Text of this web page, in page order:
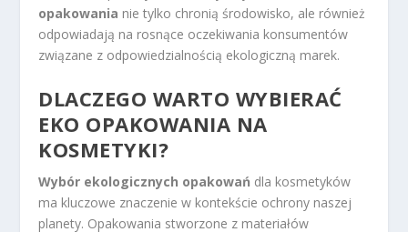
opakowania nie tylko chronią środowisko, ale również
odpowiadają na rosnące oczekiwania konsumentów
związane z odpowiedzialnością ekologiczną marek.
DLACZEGO WARTO WYBIERAĆ
EKO OPAKOWANIA NA
KOSMETYKI?
Wybór ekologicznych opakowań dla kosmetyków
ma kluczowe znaczenie w kontekście ochrony naszej
planety. Opakowania stworzone z materiałów